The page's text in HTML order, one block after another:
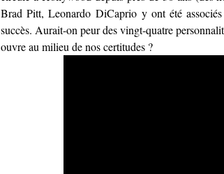
Brad Pitt, Leonardo DiCaprioy ont été associés
succès. Aurait-on peur des vingt-quatre
ouvre au milieu de nos certitudes ?